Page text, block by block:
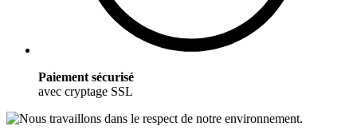
Paiement sécurisé
avec cryptage SSL